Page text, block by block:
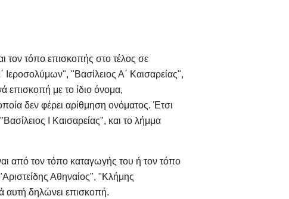
τον τόπο επισκοπής στο τέλος σε
Ιεροσολύμων", "Βασίλειος Α΄ Καισαρείας",
με το ίδιο όνομα,
δεν φέρει αρίθμηση ονόματος. Έτσι
Ι Καισαρείας", και το λήμμα
από τον τόπο καταγωγής του ή τον τόπο
Αθηναίος", "Κλήμης
αυτή δηλώνει επισκοπή.